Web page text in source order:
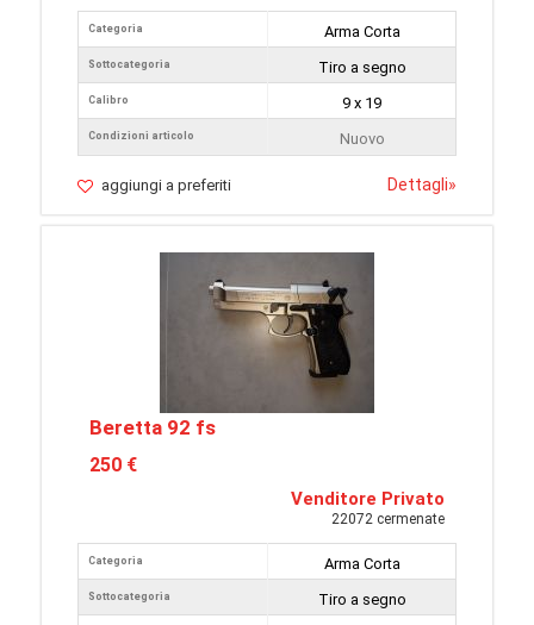
Categoria
Sottocategoria
Calibro
Condizioni articolo
Arma Corta
Tiro a segno
9 x 19
Nuovo
aggiungi a preferiti Dettagli»
Beretta 92 fs
250 €
Venditore Privato
22072 cermenate
Categoria
Sottocategoria
Arma Corta
Tiro a segno